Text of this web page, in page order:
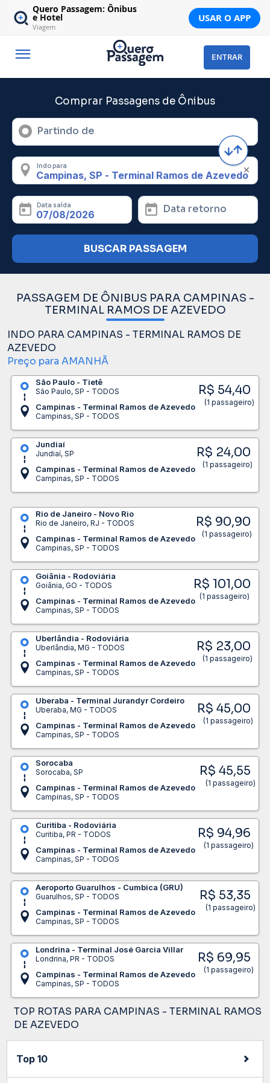
Quero Passagem: Ônibus
e Hotel
Viagem
USAR O APP
ENTRAR
Comprar Passagens de Ônibus
Partindo de
Indo para
Data saída Data retorno
BUSCAR PASSAGEM
PASSAGEM DE ÔNIBUS PARA CAMPINAS -
TERMINAL RAMOS DE AZEVEDO
INDO PARA CAMPINAS - TERMINAL RAMOS DE
AZEVEDO
Preço para AMANHÃ
São Paulo - Tietê
São Paulo, SP - TODOS
Campinas - Terminal Ramos de Azevedo
Campinas, SP - TODOS
R$ 54,40
(1 passageiro)
Jundiaí
Jundiaí, SP
Campinas - Terminal Ramos de Azevedo
Campinas, SP - TODOS
R$ 24,00
(1 passageiro)
Rio de Janeiro - Novo Rio
Rio de Janeiro, RJ - TODOS
Campinas - Terminal Ramos de Azevedo
Campinas, SP - TODOS
R$ 90,90
(1 passageiro)
Goiânia - Rodoviária
Goiânia, GO - TODOS
Campinas - Terminal Ramos de Azevedo
Campinas, SP - TODOS
R$ 101,00
(1 passageiro)
Uberlândia - Rodoviária
Uberlândia, MG - TODOS
Campinas - Terminal Ramos de Azevedo
Campinas, SP - TODOS
R$ 23,00
(1 passageiro)
Uberaba - Terminal Jurandyr Cordeiro
Uberaba, MG - TODOS
Campinas - Terminal Ramos de Azevedo
Campinas, SP - TODOS
R$ 45,00
(1 passageiro)
Sorocaba
Sorocaba, SP
Campinas - Terminal Ramos de Azevedo
Campinas, SP - TODOS
R$ 45,55
(1 passageiro)
Curitiba - Rodoviária
Curitiba, PR - TODOS
Campinas - Terminal Ramos de Azevedo
Campinas, SP - TODOS
R$ 94,96
(1 passageiro)
Aeroporto Guarulhos - Cumbica (GRU)
Guarulhos, SP - TODOS
Campinas - Terminal Ramos de Azevedo
Campinas, SP - TODOS
R$ 53,35
(1 passageiro)
Londrina - Terminal José Garcia Villar
Londrina, PR - TODOS
Campinas - Terminal Ramos de Azevedo
Campinas, SP - TODOS
R$ 69,95
(1 passageiro)
TOP ROTAS PARA CAMPINAS - TERMINAL RAMOS
DE AZEVEDO
Top 10